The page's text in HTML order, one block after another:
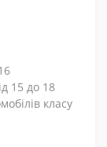
15 до 18
класу